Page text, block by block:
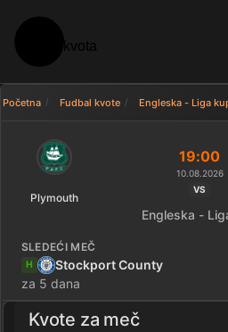
Početna Fudbal kvote Engleska - Liga
Uporedi kvote:
Plymouth
19:00
10.08.2026
VS
Engleska -
SLEDEĆI MEČ
H
Stockport County
za 5 dana
Kvote za meč